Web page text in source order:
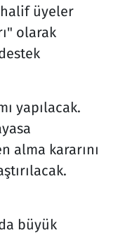
üyeler
olarak
yapılacak.
alma kararını
büyük